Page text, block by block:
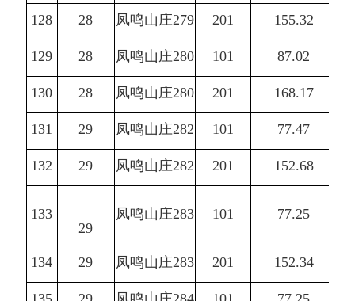
128 28 凤鸣山庄279 201 155.32
129 28 凤鸣山庄280 101 87.02
130 28 凤鸣山庄280 201 168.17
131 29 凤鸣山庄282 101 77.47
132 29 凤鸣山庄282 201 152.68
133
29
凤鸣山庄283 101 77.25
134 29 凤鸣山庄283 201 152.34